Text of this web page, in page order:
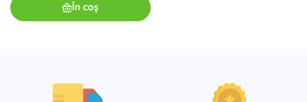
În coș